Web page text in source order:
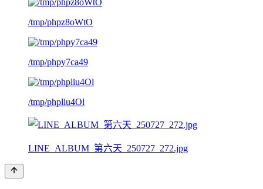
/tmp/phpz8oWtO
/tmp/phpy7ca49
/tmp/phpliu4Ol
LINE_ALBUM_第六天_250727_272.jpg